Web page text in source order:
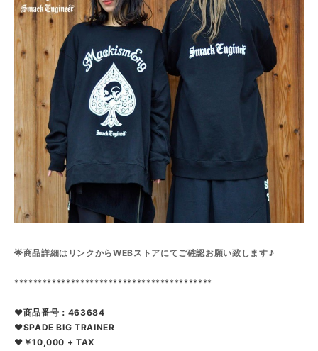
🌟商品詳細はリンクからWEBストアにてご確認お願い致します♪
******************************************
❤商品番号：463684
❤SPADE BIG TRAINER
❤￥10,000 + TAX